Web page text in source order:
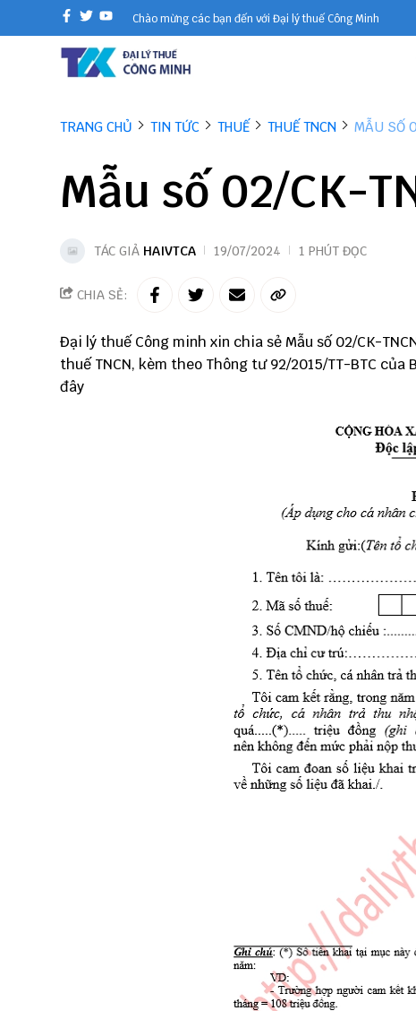
Chào mừng các bạn đến với Đại lý thuế Công Minh
TRANG CHỦ TIN TỨC THUẾ THUẾ TNCN MẪU SỐ
Mẫu số 02/CK-
TÁC GIẢ HAIVTCA 19/07/2024 1 PHÚT ĐỌC
CHIA SẺ:
Đại lý thuế Công minh xin chia sẻ Mẫu số 02/CK-
thuế TNCN, kèm theo Thông tư 92/2015/TT-BTC
đây